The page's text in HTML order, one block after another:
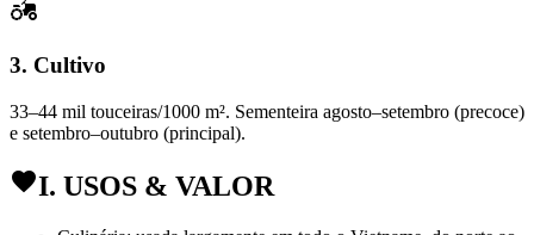
3. Cultivo
33–44 mil touceiras/1000 m². Sementeira agosto–setembro (precoce)
e setembro–outubro (principal).
I. USOS & VALOR